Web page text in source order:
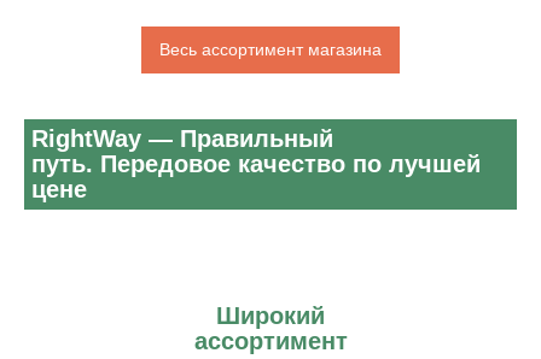
Весь ассортимент магазина
RightWay — Правильный
путь. Передовое качество по лучшей
цене
Широкий
ассортимент